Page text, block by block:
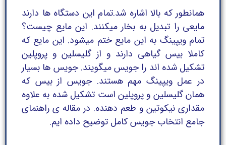
همانطور که بالا اشاره شد.تمام این دستگاه ها دارند
مایعی را تبدیل به بخار میکنند. این مایع چیست؟
تمام ویپینگ به این مایع ختم میشود. این مایع که
کاملا بیس گیاهی دارند و از گلیسلین و پروپلین
تشکیل شده اند را جویس میگویند. جویس ها بسیار
در عمل ویپینگ مهم هستند. جویس از بیس که
همان گلیسلین و پروپلین است تشکیل شده به علاوه
مقداری نیکوتین و طعم دهنده. در مقاله ی راهنمای
جامع انتخاب جویس کامل توضیح داده ایم.